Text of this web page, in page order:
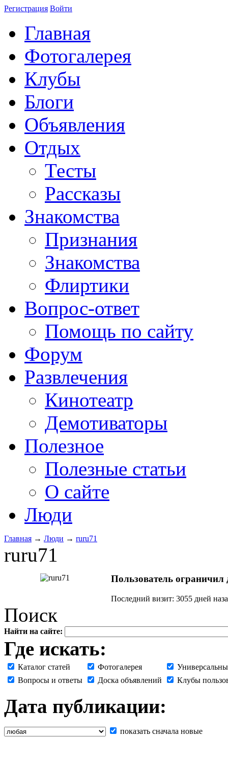
Регистрация Войти
Главная
Фотогалерея
Клубы
Блоги
Объявления
Отдых
Тесты
Рассказы
Знакомства
Признания
Знакомства
Флиртики
Вопрос-ответ
Помощь по сайту
Форум
Развлечения
Кинотеатр
Демотиваторы
Полезное
Полезные статьи
О сайте
Люди
Главная → Люди → ruru71
ruru71
Пользователь ограничил
Последний визит: 3055 дней
Поиск
Найти на сайте:
Где искать:
Каталог статей Фотогалерея
Вопросы и ответы
Доска объявлений Клубы
Дата публикации:
показать сначала новые